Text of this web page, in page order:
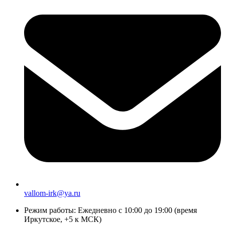
vallom-irk@ya.ru
Режим работы: Ежедневно с 10:00 до 19:00 (время
Иркутское, +5 к МСК)